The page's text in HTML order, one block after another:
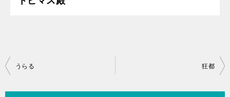
投
うらる 狂都